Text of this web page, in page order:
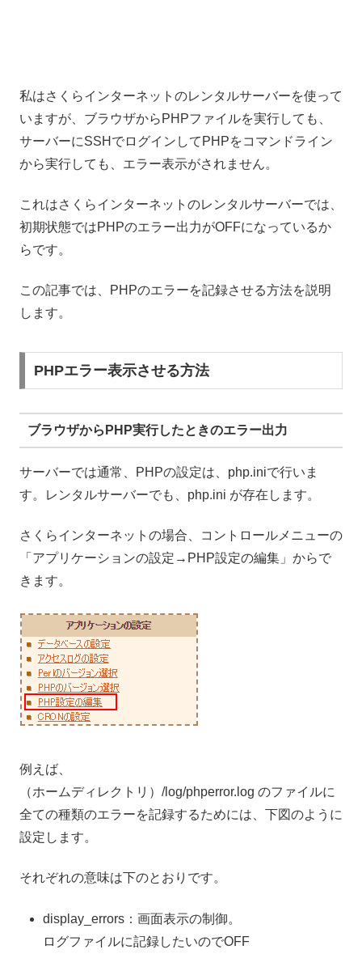
私はさくらインターネットのレンタルサーバーを使って
いますが、ブラウザからPHPファイルを実行しても、
サーバーにSSHでログインしてPHPをコマンドライン
から実行しても、エラー表示がされません。
これはさくらインターネットのレンタルサーバーでは、
初期状態ではPHPのエラー出力がOFFになっているか
らです。
この記事では、PHPのエラーを記録させる方法を説明
します。
PHPエラー表示させる方法
ブラウザからPHP実行したときのエラー出力
サーバーでは通常、PHPの設定は、php.iniで行いま
す。レンタルサーバーでも、php.ini が存在します。
さくらインターネットの場合、コントロールメニューの
「アプリケーションの設定→PHP設定の編集」からで
きます。
例えば、
（ホームディレクトリ）/log/phperror.log のファイルに
全ての種類のエラーを記録するためには、下図のように
設定します。
それぞれの意味は下のとおりです。
display_errors：画面表示の制御。
ログファイルに記録したいのでOFF